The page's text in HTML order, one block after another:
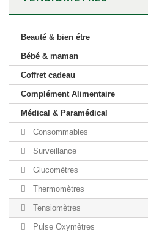
Beauté & bien étre
Bébé & maman
Coffret cadeau
Complément Alimentaire
Médical & Paramédical
Consommables
Surveillance
Glucomètres
Thermomètres
Tensiomètres
Pulse Oxymètres